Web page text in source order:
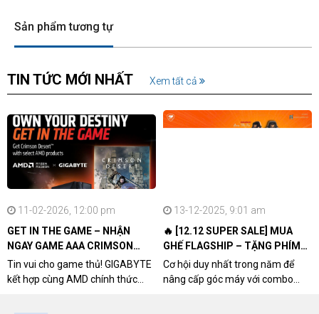
Sản phẩm tương tự
TIN TỨC MỚI NHẤT Xem tất cả
11-02-2026, 12:00 pm
GET IN THE GAME – NHẬN
NGAY GAME AAA CRIMSON
DESERT CÙNG GIGABYTE &
AMD
Tin vui cho game thủ! GIGABYTE
kết hợp cùng AMD chính thức
13-12-2025, 9:01 am
🔥 [12.12 SUPER SALE] MUA
GHẾ FLAGSHIP – TẶNG PHÍM
CƠ XỊN
Cơ hội duy nhất trong năm để
nâng cấp góc máy với combo